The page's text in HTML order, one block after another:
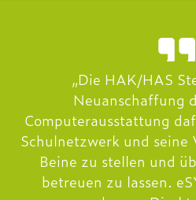
„Die HAK/HAS
Neuanschaffung
Computerausstattung
Schulnetzwerk und
Beine zu stellen und
betreuen zu lassen.